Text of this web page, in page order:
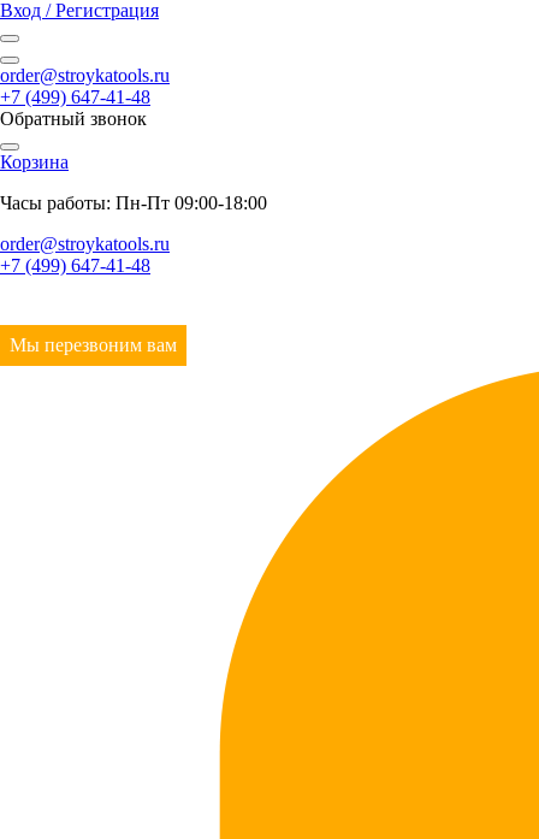
Вход / Регистрация
order@stroykatools.ru
+7 (499) 647-41-48
Обратный звонок
Корзина
Часы работы: Пн-Пт 09:00-18:00
order@stroykatools.ru
+7 (499) 647-41-48
Мы перезвоним вам